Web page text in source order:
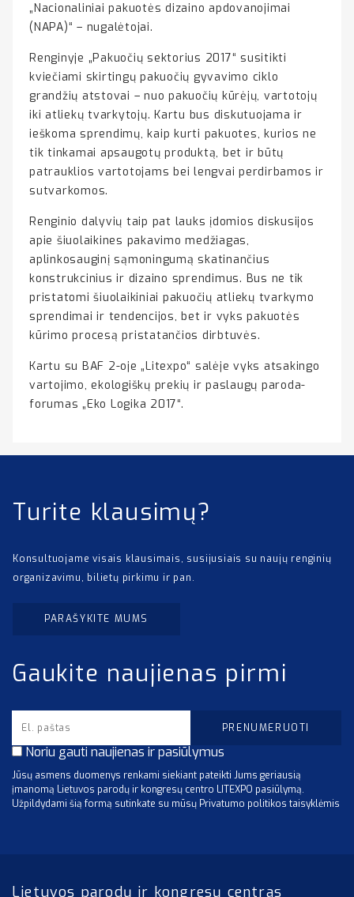
„Nacionaliniai pakuotės dizaino apdovanojimai
(NAPA)“ – nugalėtojai.
Renginyje „Pakuočių sektorius 2017“ susitikti
kviečiami skirtingų pakuočių gyvavimo ciklo
grandžių atstovai – nuo pakuočių kūrėjų, vartotojų
iki atliekų tvarkytojų. Kartu bus diskutuojama ir
ieškoma sprendimų, kaip kurti pakuotes, kurios ne
tik tinkamai apsaugotų produktą, bet ir būtų
patrauklios vartotojams bei lengvai perdirbamos ir
sutvarkomos.
Renginio dalyvių taip pat lauks įdomios diskusijos
apie šiuolaikines pakavimo medžiagas,
aplinkosauginį sąmoningumą skatinančius
konstrukcinius ir dizaino sprendimus. Bus ne tik
pristatomi šiuolaikiniai pakuočių atliekų tvarkymo
sprendimai ir tendencijos, bet ir vyks pakuotės
kūrimo procesą pristatančios dirbtuvės.
Kartu su BAF 2-oje „Litexpo“ salėje vyks atsakingo
vartojimo, ekologiškų prekių ir paslaugų paroda-
forumas „Eko Logika 2017“.
Turite klausimų?
Konsultuojame visais klausimais, susijusiais su naujų renginių
organizavimu, bilietų pirkimu ir pan.
PARAŠYKITE MUMS
Gaukite naujienas pirmi
Noriu gauti naujienas ir pasiūlymus
Jūsų asmens duomenys renkami siekiant pateikti Jums geriausią
įmanomą Lietuvos parodų ir kongresų centro LITEXPO pasiūlymą.
Užpildydami šią formą sutinkate su mūsų Privatumo politikos taisyklėmis
Lietuvos parodų ir kongresų centras